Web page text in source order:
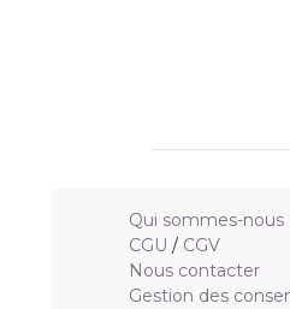
Qui sommes-nous
CGU / CGV
Nous contacter
Gestion des